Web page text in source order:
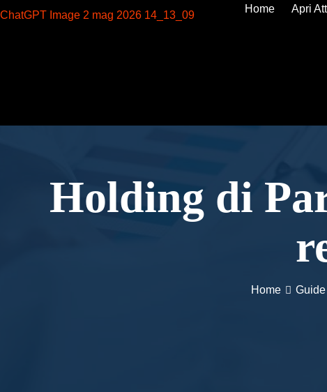
Home Apri
Holding di
Home